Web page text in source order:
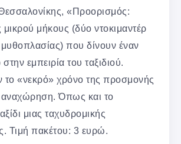
«Προορισμός:
μικρού μήκους (δύο ντοκιμαντέρ
μυθοπλασίας) που δίνουν έναν
εμπειρία του ταξιδιού.
το «νεκρό» χρόνο της προσμονής
αναχώρηση. Όπως και το
μιας ταχυδρομικής
Τιμή πακέτου: 3 ευρώ.